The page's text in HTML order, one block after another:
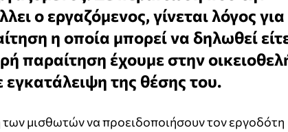
ο εργαζόμενος, γίνεται λόγος για
η οποία μπορεί να δηλωθεί
παραίτηση έχουμε στην
της θέσης του.
μισθωτών να προειδοποιήσουν τον εργοδότη